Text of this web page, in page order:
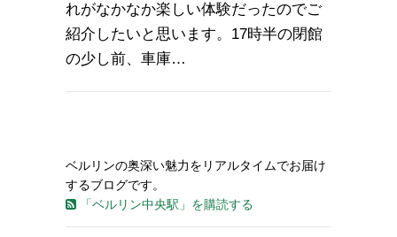
れがなかなか楽しい体験だったのでご
紹介したいと思います。17時半の閉館
の少し前、車庫…
ベルリンの奥深い魅力をリアルタイムでお届け
するブログです。
「ベルリン中央駅」を購読する